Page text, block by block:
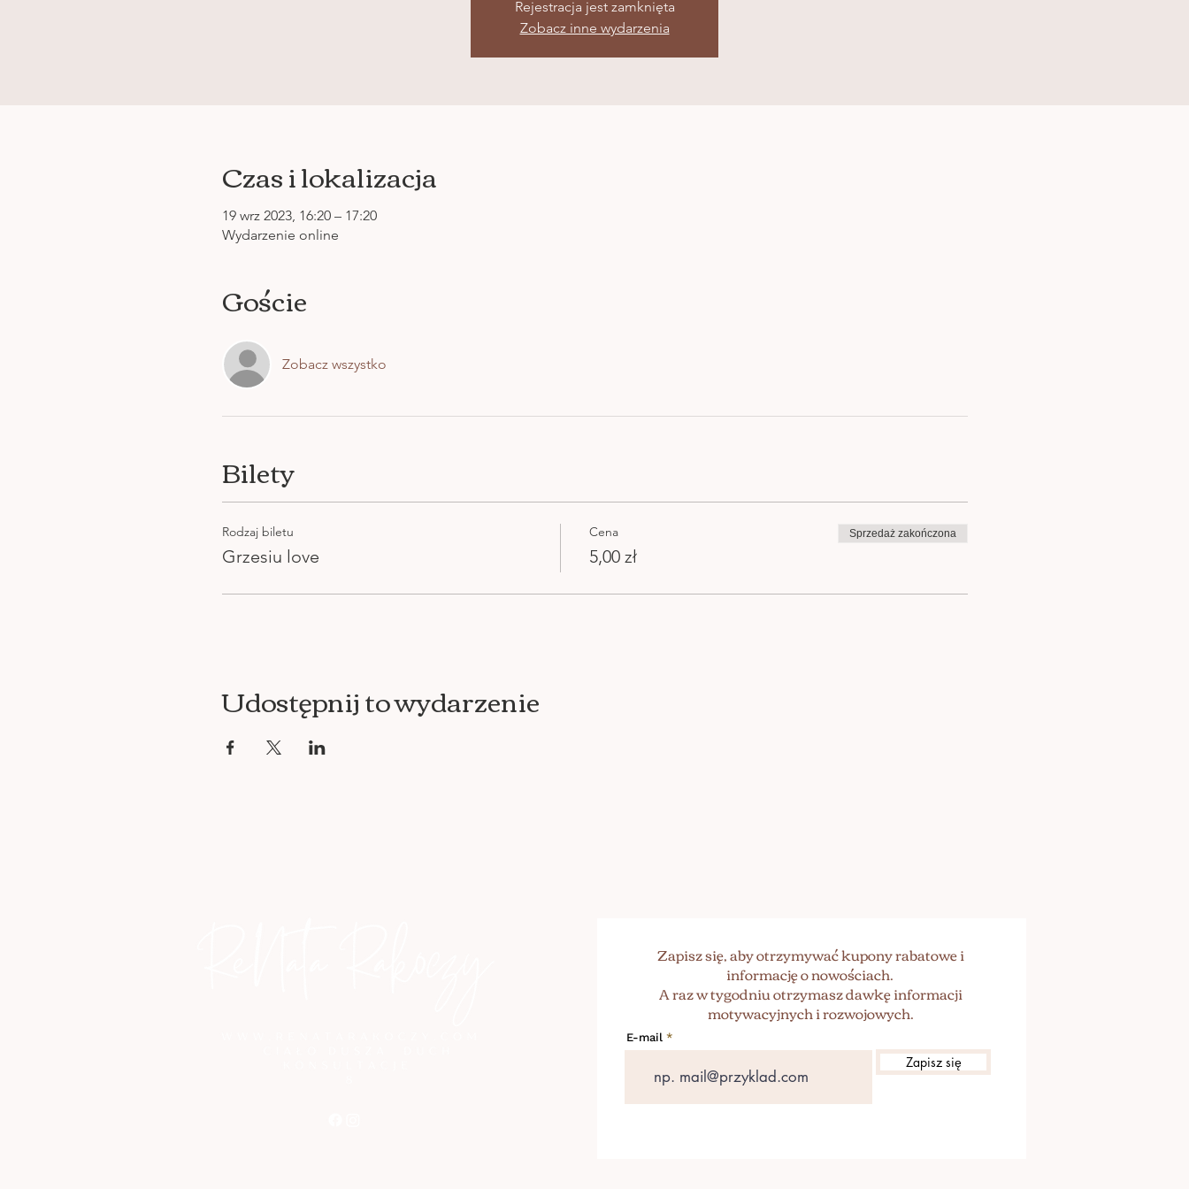
Rejestracja jest zamknięta
Zobacz inne wydarzenia
Czas i lokalizacja
19 wrz 2023, 16:20 – 17:20
Wydarzenie online
Goście
Zobacz wszystko
Bilety
Rodzaj biletu
Grzesiu love
Cena
5,00 zł
Sprzedaż zakończona
Udostępnij to wydarzenie
Zapisz się, aby otrzymywać kupony rabatowe i
informację o nowościach.
A raz w tygodniu otrzymasz dawkę informacji
motywacyjnych i rozwojowych.
E-mail
Zapisz się